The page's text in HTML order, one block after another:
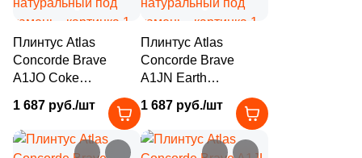
31.5x31.5 (
33.3x33.3 (2)
33.3x8 (5)
33x33 (1)
33x8 (1)
Плинтус Atlas
Concorde Brave
A1JO Coke
Battiscopa Sag. DX
7.2х30 кофейный
натуральный под
1 687 руб./шт
Плинтус Atlas
Concorde Brave
A1JN Earth
Battiscopa Sag. DX
7.2х30 коричневый
натуральный под
1 687 руб./шт